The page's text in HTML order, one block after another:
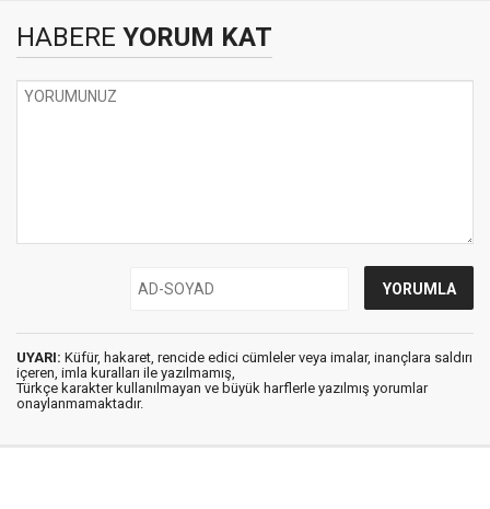
HABERE YORUM KAT
UYARI: Küfür, hakaret, rencide edici cümleler veya imalar, inançlara saldırı
içeren, imla kuralları ile yazılmamış,
Türkçe karakter kullanılmayan ve büyük harflerle yazılmış yorumlar
onaylanmamaktadır.